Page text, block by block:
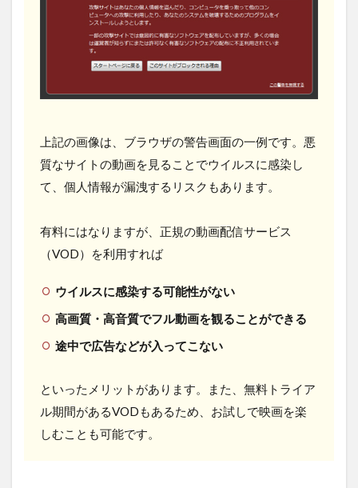
上記の画像は、ブラウザの警告画面の一例です。悪
質なサイトの動画を見ることでウイルスに感染し
て、個人情報が漏洩するリスクもあります。
有料にはなりますが、正規の動画配信サービス
（VOD）を利用すれば
ウイルスに感染する可能性がない
高画質・高音質でフル動画を観ることができる
途中で広告などが入ってこない
といったメリットがあります。また、無料トライア
ル期間があるVODもあるため、お試しで映画を楽
しむことも可能です。